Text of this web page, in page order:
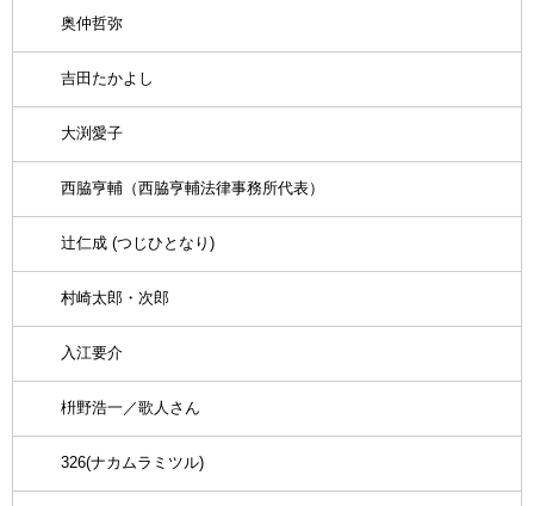
奥仲哲弥
吉田たかよし
大渕愛子
西脇亨輔（西脇亨輔法律事務所代表）
辻仁成 (つじひとなり)
村崎太郎・次郎
入江要介
枡野浩一／歌人さん
326(ナカムラミツル)